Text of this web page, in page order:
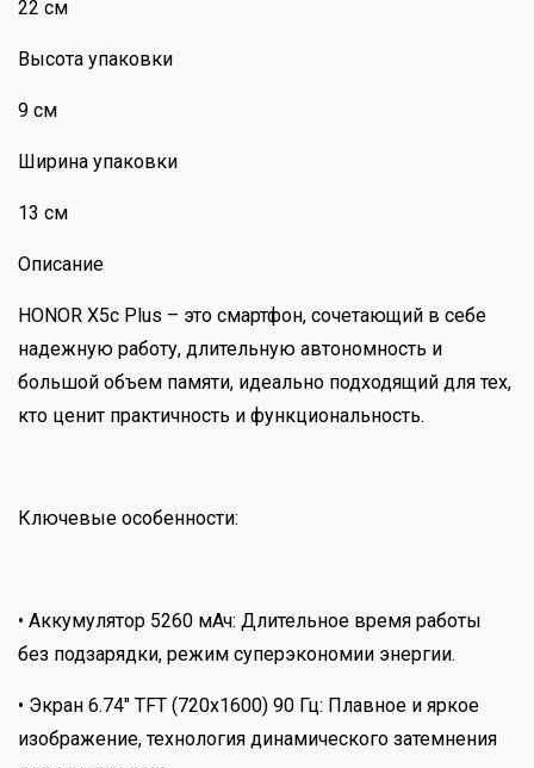
22 см
Высота упаковки
9 см
Ширина упаковки
13 см
Описание
HONOR X5c Plus – это смартфон, сочетающий в себе
надежную работу, длительную автономность и
большой объем памяти, идеально подходящий для тех,
кто ценит практичность и функциональность.
Ключевые особенности:
• Аккумулятор 5260 мАч: Длительное время работы
без подзарядки, режим суперэкономии энергии.
• Экран 6.74" TFT (720x1600) 90 Гц: Плавное и яркое
изображение, технология динамического затемнения